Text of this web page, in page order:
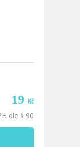
19 Kč
dle § 90